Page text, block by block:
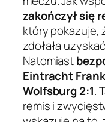
zakończył się
który pokazuje,
zdołała
Natomiast
Eintracht
Wolfsburg 2:1.
remis i